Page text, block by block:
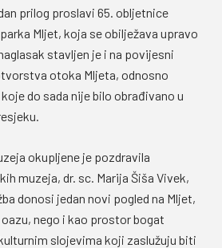
prilog proslavi 65. obljetnice
Mljet, koja se obilježava upravo
stavljen je i na povijesni
otoka Mljeta, odnosno
do sada nije bilo obrađivano u
okupljene je pozdravila
muzeja, dr. sc. Marija Šiša Vivek,
donosi jedan novi pogled na Mljet,
nego i kao prostor bogat
slojevima koji zaslužuju biti